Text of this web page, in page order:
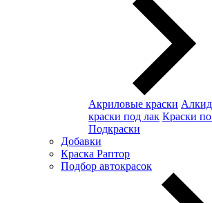
Акриловые краски
краски под лак Краски
Подкраски
Добавки
Краска Раптор
Подбор автокрасок